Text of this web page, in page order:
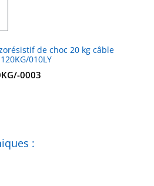
de choc 20 kg câble
010LY
0003
: